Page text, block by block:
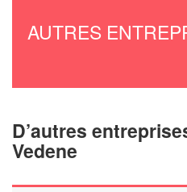
AUTRES
D’autres
Vedene